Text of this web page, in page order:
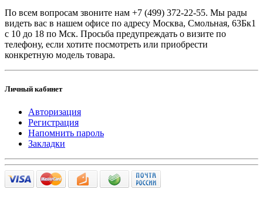
По всем вопросам звоните нам +7 (499) 372-22-55. Мы рады
видеть вас в нашем офисе по адресу Москва, Смольная, 63Бк1
с 10 до 18 по Мск. Просьба предупреждать о визите по
телефону, если хотите посмотреть или приобрести
конкретную модель товара.
Личный кабинет
Авторизация
Регистрация
Напомнить пароль
Закладки